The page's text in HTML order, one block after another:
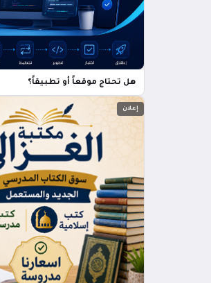
هل تحتاج موقعاً أو تطبيقاً؟
إعلان